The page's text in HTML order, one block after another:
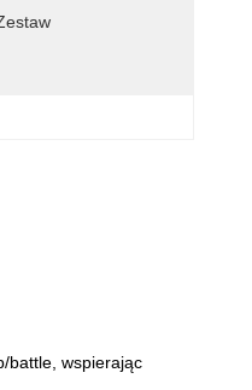
battle, wspierając